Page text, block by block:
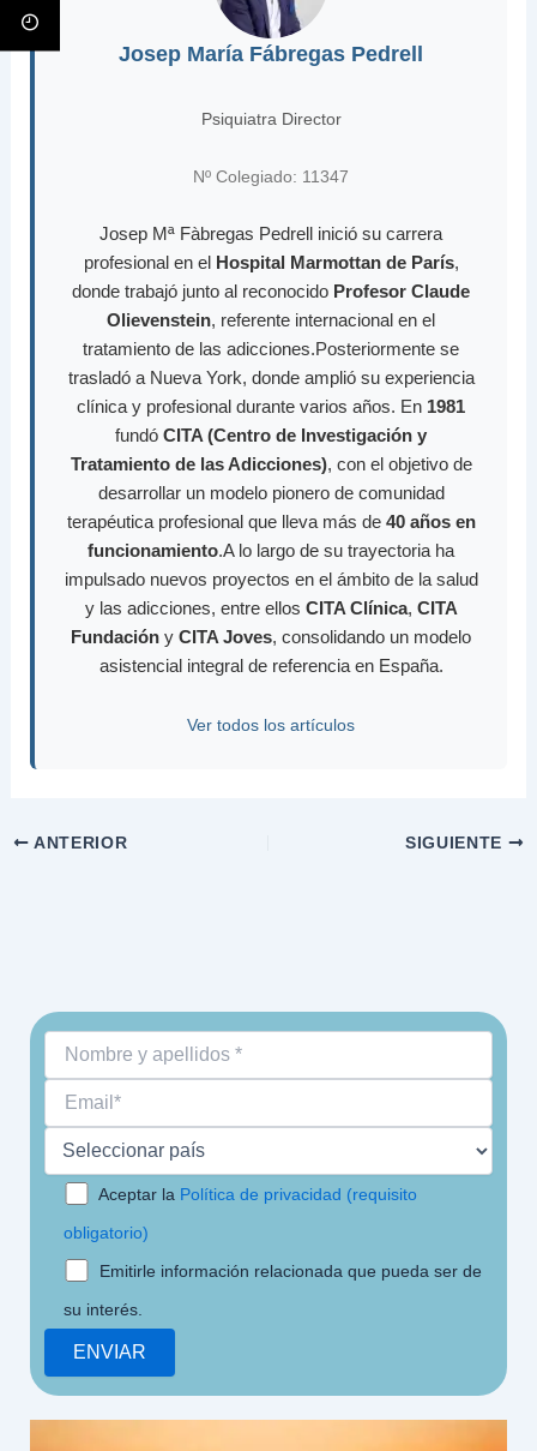
Josep María Fábregas Pedrell
Psiquiatra Director
Nº Colegiado: 11347
Josep Mª Fàbregas Pedrell inició su carrera
profesional en el Hospital Marmottan de París,
donde trabajó junto al reconocido Profesor Claude
Olievenstein, referente internacional en el
tratamiento de las adicciones.Posteriormente se
trasladó a Nueva York, donde amplió su experiencia
clínica y profesional durante varios años. En 1981
fundó CITA (Centro de Investigación y
Tratamiento de las Adicciones), con el objetivo de
desarrollar un modelo pionero de comunidad
terapéutica profesional que lleva más de 40 años en
funcionamiento.A lo largo de su trayectoria ha
impulsado nuevos proyectos en el ámbito de la salud
y las adicciones, entre ellos CITA Clínica, CITA
Fundación y CITA Joves, consolidando un modelo
asistencial integral de referencia en España.
Ver todos los artículos
ANTERIOR SIGUIENTE
Aceptar la Política de privacidad (requisito
obligatorio)
Emitirle información relacionada que pueda ser de
su interés.